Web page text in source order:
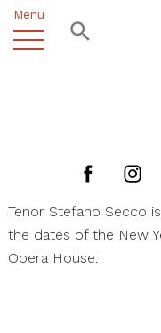
Menu
Tenor Stefano Secco
the dates of the New
Opera House.